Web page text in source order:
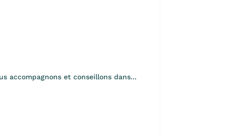
accompagnons et conseillons dans...